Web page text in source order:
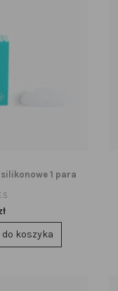
1 para
do koszyka